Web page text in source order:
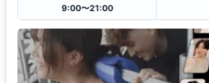
9:00〜21:00